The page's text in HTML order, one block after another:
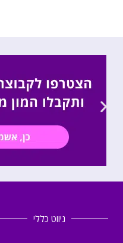
ניווט כללי